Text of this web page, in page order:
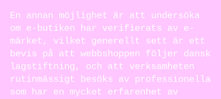
En annan möjlighet är att undersöka
om e-butiken har verifierats av e-
märket, vilket generellt sett är ett
bevis på att webbshoppen följer dansk
lagstiftning, och att verksamheten
rutinmässigt besöks av professionella
som har en mycket erfarenhet av